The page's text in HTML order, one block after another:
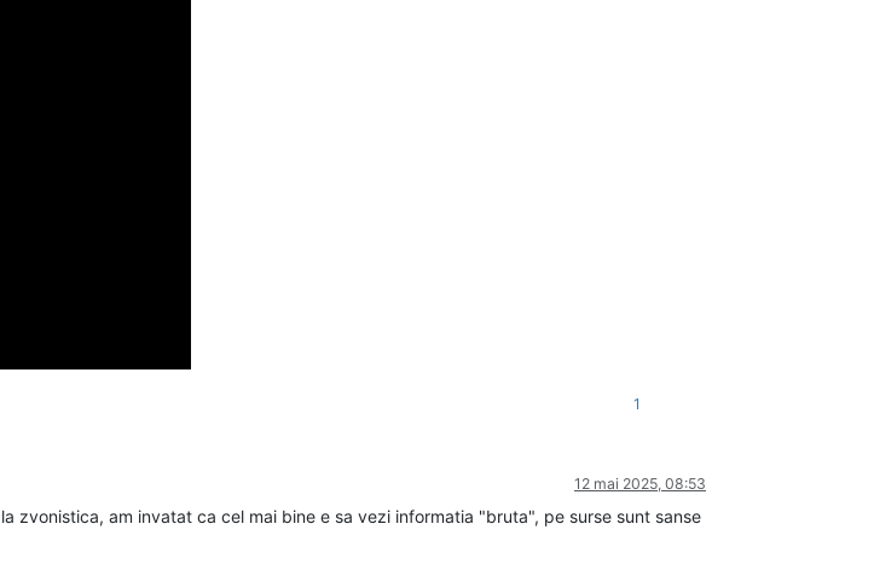
1
12 mai 2025, 08:53
zvonistica, am invatat ca cel mai bine e sa vezi informatia "bruta", pe surse sunt sanse